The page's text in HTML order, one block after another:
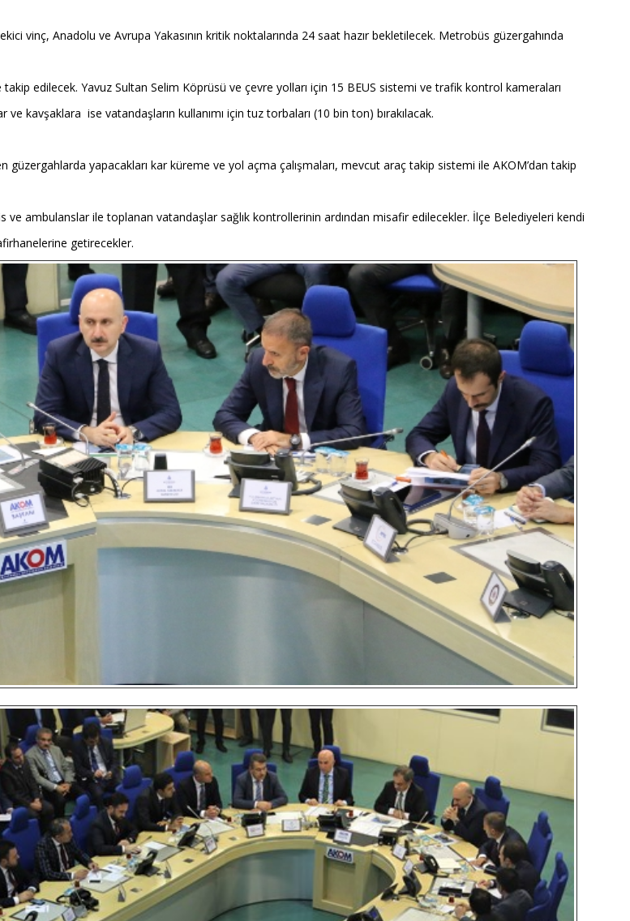
vinç, Anadolu ve Avrupa Yakasının kritik noktalarında 24 saat hazır bekletilecek. Metrobüs güzergahında
edilecek. Yavuz Sultan Selim Köprüsü ve çevre yolları için 15 BEUS sistemi ve trafik kontrol kameraları
kavşaklara ise vatandaşların kullanımı için tuz torbaları (10 bin ton) bırakılacak.
güzergahlarda yapacakları kar küreme ve yol açma çalışmaları, mevcut araç takip sistemi ile AKOM’dan takip
ambulanslar ile toplanan vatandaşlar sağlık kontrollerinin ardından misafir edilecekler. İlçe Belediyeleri kendi
getirecekler.